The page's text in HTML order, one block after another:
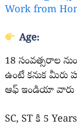
Work from
Age:
18 సంవత్సరాల
ఉంటే కనుక మీరు
ఆఫ్ ఇండియా వారు
SC, ST కి 5